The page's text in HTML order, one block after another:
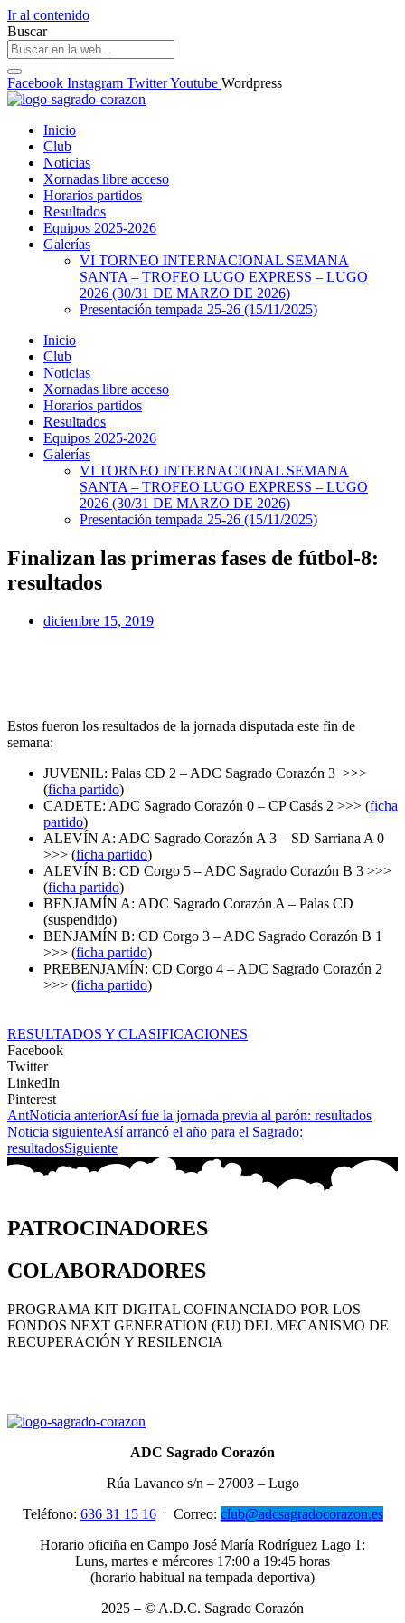
Ir al contenido
Buscar
Facebook Instagram TwitterYoutube Wordpress
Inicio
Club
Noticias
Xornadas libre acceso
Horarios partidos
Resultados
Equipos 2025-2026
Galerías
VI TORNEO INTERNACIONAL SEMANA
SANTA – TROFEO LUGO EXPRESS – LUGO
2026 (30/31 DE MARZO DE 2026)
Presentación tempada 25-26 (15/11/2025)
Inicio
Club
Noticias
Xornadas libre acceso
Horarios partidos
Resultados
Equipos 2025-2026
Galerías
VI TORNEO INTERNACIONAL SEMANA
SANTA – TROFEO LUGO EXPRESS – LUGO
2026 (30/31 DE MARZO DE 2026)
Presentación tempada 25-26 (15/11/2025)
Finalizan las primeras fases de fútbol-8:
resultados
diciembre 15, 2019
Estos fueron los resultados de la jornada disputada este fin de
semana:
JUVENIL: Palas CD 2 – ADC Sagrado Corazón 3 >>>
(ficha partido)
CADETE: ADC Sagrado Corazón 0 – CP Casás 2 >>> (ficha
partido)
ALEVÍN A: ADC Sagrado Corazón A 3 – SD Sarriana A 0
>>> (ficha partido)
ALEVÍN B: CD Corgo 5 – ADC Sagrado Corazón B 3 >>>
(ficha partido)
BENJAMÍN A: ADC Sagrado Corazón A – Palas CD
(suspendido)
BENJAMÍN B: CD Corgo 3 – ADC Sagrado Corazón B 1
>>> (ficha partido)
PREBENJAMÍN: CD Corgo 4 – ADC Sagrado Corazón 2
>>> (ficha partido)
RESULTADOS Y CLASIFICACIONES
Facebook
Twitter
LinkedIn
Pinterest
AntNoticia anteriorAsí fue la jornada previa al parón: resultados
Noticia siguienteAsí arrancó el año para el Sagrado:
resultadosSiguiente
PATROCINADORES
COLABORADORES
PROGRAMA KIT DIGITAL COFINANCIADO POR LOS
FONDOS NEXT GENERATION (EU) DEL MECANISMO DE
RECUPERACIÓN Y RESILENCIA
ADC Sagrado Corazón
Rúa Lavanco s/n – 27003 – Lugo
Teléfono: 636 31 15 16| Correo: club@adcsagradocorazon.es
Horario oficiña en Campo José María Rodríguez Lago 1:
Luns, martes e mércores 17:00 a 19:45 horas
(horario habitual na tempada deportiva)
2025 – © A.D.C. Sagrado Corazón